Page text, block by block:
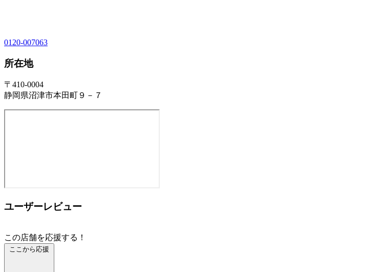
0120-007063
所在地
〒410-0004
静岡県沼津市本田町９－７
ユーザーレビュー
この店舗を応援する！
ここから応援